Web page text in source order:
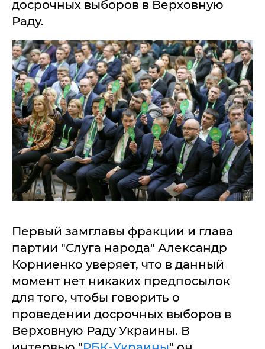
досрочных выборов в Верховную
Раду.
Первый замглавы фракции и глава
партии "Слуга народа" Александр
Корниенко уверяет, что в данный
момент нет никаких предпосылок
для того, чтобы говорить о
проведении досрочных выборов в
Верховную Раду Украины. В